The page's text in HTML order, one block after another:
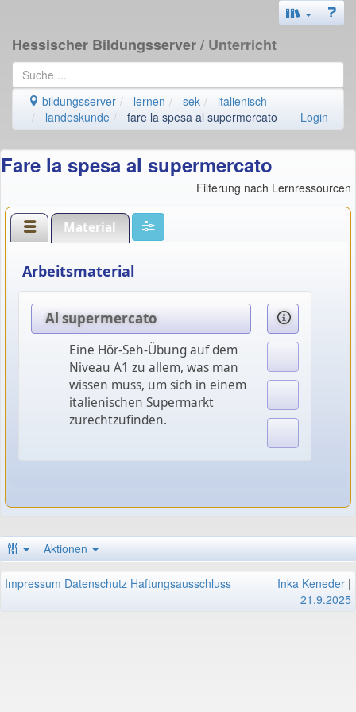
Hessischer Bildungsserver/ Unterricht
bildungsserver lernen sek
italienisch
landeskunde
fare la spesa al supermercato Login
Fare la spesa al supermercato
Filterung nach Lernressourcen
Material
Arbeitsmaterial
Al supermercato
Eine Hör-Seh-Übung auf dem
Niveau A1 zu allem, was man
wissen muss, um sich in einem
italienischen Supermarkt
zurechtzufinden.
Aktionen
Impressum Datenschutz Haftungsausschluss Inka Keneder |
21.9.2025